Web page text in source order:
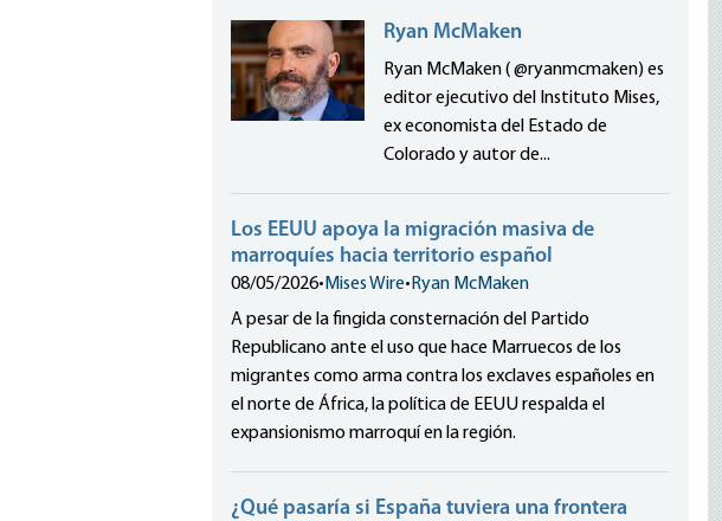
Ryan McMaken
Ryan McMaken ( @ryanmcmaken) es
editor ejecutivo del Instituto Mises,
ex economista del Estado de
Colorado y autor de...
Los EEUU apoya la migración masiva de
marroquíes hacia territorio español
08/05/2026• Mises Wire• Ryan McMaken
A pesar de la fingida consternación del Partido
Republicano ante el uso que hace Marruecos de los
migrantes como arma contra los exclaves españoles en
el norte de África, la política de EEUU respalda el
expansionismo marroquí en la región.
¿Qué pasaría si España tuviera una frontera